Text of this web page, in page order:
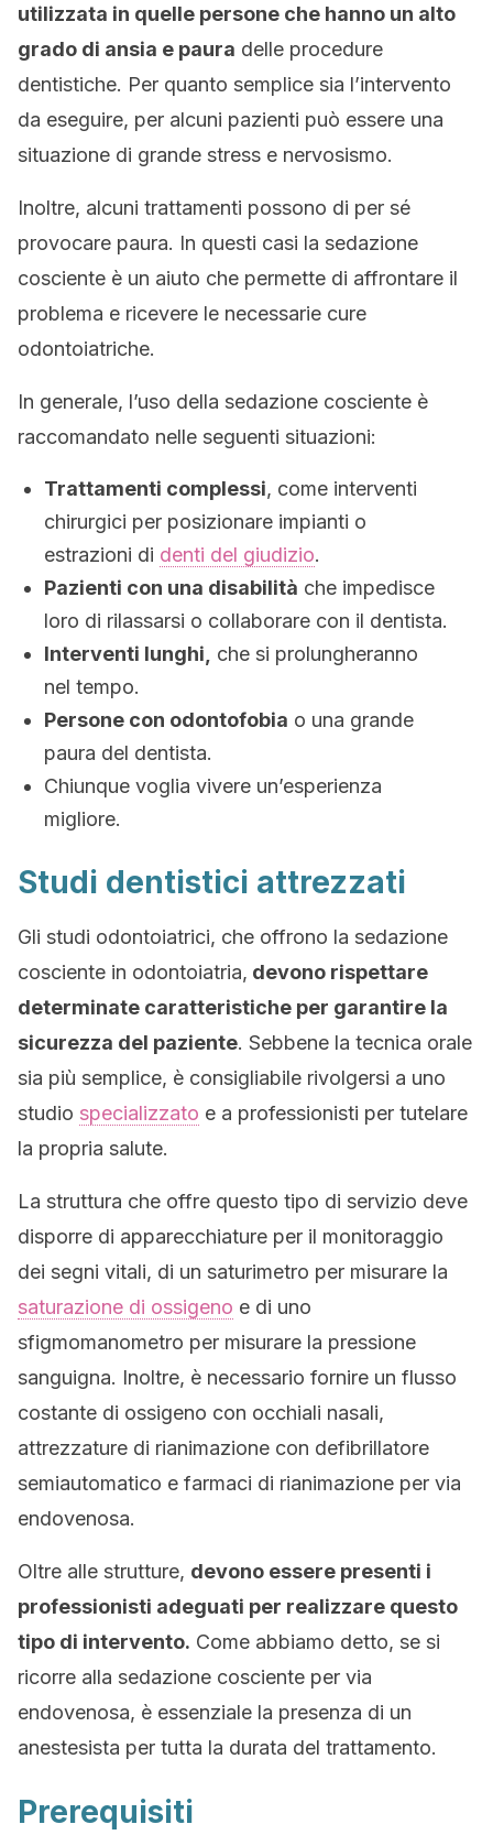
utilizzata in quelle persone che hanno un alto
grado di ansia e paura delle procedure
dentistiche. Per quanto semplice sia l’intervento
da eseguire, per alcuni pazienti può essere una
situazione di grande stress e nervosismo.
Inoltre, alcuni trattamenti possono di per sé
provocare paura. In questi casi la sedazione
cosciente è un aiuto che permette di affrontare il
problema e ricevere le necessarie cure
odontoiatriche.
In generale, l’uso della sedazione cosciente è
raccomandato nelle seguenti situazioni:
Trattamenti complessi, come interventi
chirurgici per posizionare impianti o
estrazioni di denti del giudizio.
Pazienti con una disabilità che impedisce
loro di rilassarsi o collaborare con il dentista.
Interventi lunghi,
che si prolungheranno
nel tempo.
Persone con odontofobia o una grande
paura del dentista.
Chiunque voglia vivere un’esperienza
migliore.
Studi dentistici attrezzati
Gli studi odontoiatrici, che offrono la sedazione
cosciente in odontoiatria, devono rispettare
determinate caratteristiche per garantire la
sicurezza del paziente. Sebbene la tecnica orale
sia più semplice, è consigliabile rivolgersi a uno
studio specializzato e a professionisti per tutelare
la propria salute.
La struttura che offre questo tipo di servizio deve
disporre di apparecchiature per il monitoraggio
dei segni vitali, di un saturimetro per misurare la
saturazione di ossigeno e di uno
sfigmomanometro per misurare la pressione
sanguigna. Inoltre, è necessario fornire un flusso
costante di ossigeno con occhiali nasali,
attrezzature di rianimazione con defibrillatore
semiautomatico e farmaci di rianimazione per via
endovenosa.
Oltre alle strutture, devono essere presenti i
professionisti adeguati per realizzare questo
tipo di intervento. Come abbiamo detto, se si
ricorre alla sedazione cosciente per via
endovenosa, è essenziale la presenza di un
anestesista per tutta la durata del trattamento.
Prerequisiti